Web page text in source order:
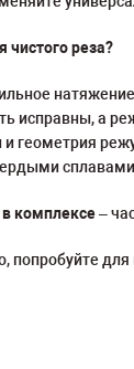
чистого реза?
а
и геометрия
комплексе–
для